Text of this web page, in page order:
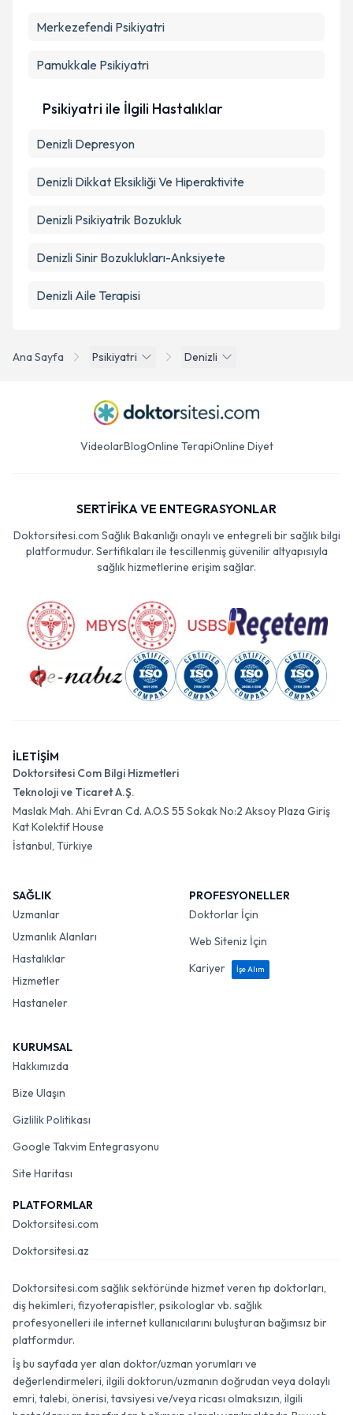
Ana Sayfa Psikiyatri Denizli
Merkezefendi Psikiyatri
Pamukkale Psikiyatri
Psikiyatri ile İlgili Hastalıklar
Denizli Depresyon
Denizli Dikkat Eksikliği Ve Hiperaktivite
Denizli Psikiyatrik Bozukluk
Denizli Sinir Bozuklukları-Anksiyete
Denizli Aile Terapisi
VideolarBlogOnline TerapiOnline Diyet
SERTİFİKA VE ENTEGRASYONLAR
Doktorsitesi.com Sağlık Bakanlığı onaylı ve entegreli bir sağlık bilgi
platformudur. Sertifikaları ile tescillenmiş güvenilir altyapısıyla
sağlık hizmetlerine erişim sağlar.
İLETİŞİM
Doktorsitesi Com Bilgi Hizmetleri
Teknoloji ve Ticaret A.Ş.
Maslak Mah. Ahi Evran Cd. A.O.S 55 Sokak No:2 Aksoy Plaza Giriş
Kat Kolektif House
İstanbul, Türkiye
SAĞLIK
Uzmanlar
Uzmanlık Alanları
Hastalıklar
Hizmetler
Hastaneler
PROFESYONELLER
Doktorlar İçin
Web Siteniz İçin
Kariyer
İşe Alım
KURUMSAL
Hakkımızda
Bize Ulaşın
Gizlilik Politikası
Google Takvim Entegrasyonu
Site Haritası
PLATFORMLAR
Doktorsitesi.com
Doktorsitesi.az
Doktorsitesi.com sağlık sektöründe hizmet veren tıp doktorları,
diş hekimleri, fizyoterapistler, psikologlar vb. sağlık
profesyonelleri ile internet kullanıcılarını buluşturan bağımsız bir
platformdur.
İş bu sayfada yer alan doktor/uzman yorumları ve
değerlendirmeleri, ilgili doktorun/uzmanın doğrudan veya dolaylı
emri, talebi, önerisi, tavsiyesi ve/veya ricası olmaksızın, ilgili